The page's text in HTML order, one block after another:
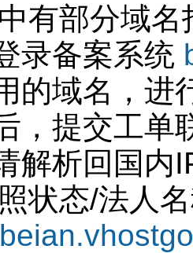
有部分域
录备案系统
的域名，进
，提交工单
解析回国内
状态/法人